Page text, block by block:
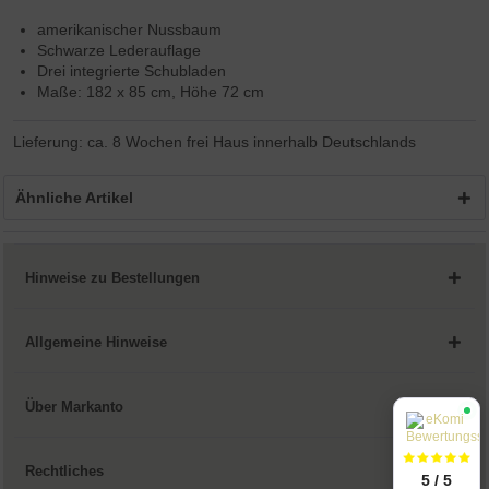
amerikanischer Nussbaum
Schwarze Lederauflage
Drei integrierte Schubladen
Maße: 182 x 85 cm, Höhe 72 cm
Lieferung: ca. 8 Wochen frei Haus innerhalb Deutschlands
Ähnliche Artikel
Hinweise zu Bestellungen
Allgemeine Hinweise
Über Markanto
Rechtliches
5 / 5